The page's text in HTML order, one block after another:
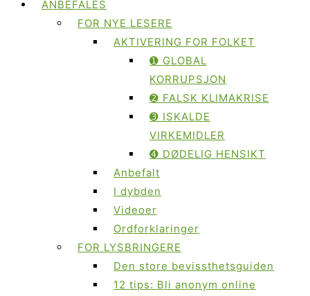
ANBEFALES
FOR NYE LESERE
AKTIVERING FOR FOLKET
➊ GLOBAL
KORRUPSJON
➋ FALSK KLIMAKRISE
➌ ISKALDE
VIRKEMIDLER
➍ DØDELIG HENSIKT
Anbefalt
I dybden
Videoer
Ordforklaringer
FOR LYSBRINGERE
Den store bevissthetsguiden
12 tips: Bli anonym online